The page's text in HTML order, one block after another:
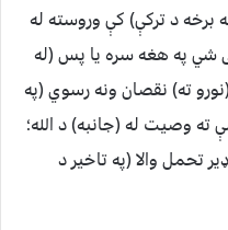
د ترکې) کې وروسته له
شي په هغه سره يا پس (له
ته) نقصان ونه رسوي (په
وصيت له (جانبه) د الله؛
تحمل والا (په تاخير د